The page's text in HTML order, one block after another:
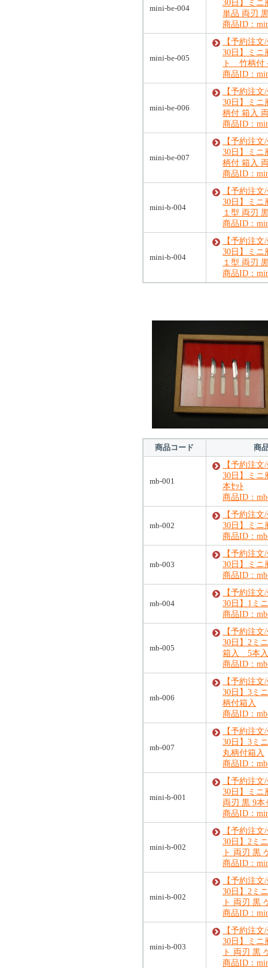
mini-be-004
30日】ミニ
単品 両刃
商品ID：
mini-be-005
【予約注
30日】ミニ
ト 竹柄付
商品ID：
mini-be-006
【予約注
30日】ミニ
柄付 箱入
商品ID：
mini-be-007
【予約注
30日】ミニ
柄付 箱入
商品ID：
mini-b-004
【予約注
30日】ミニ
１型 両刃
商品ID：
mini-b-004
【予約注
30日】ミニ
１型 両刃
商品ID：
商品コード 商
mb-001
【予約注
30日】ミニ
本ｾｯﾄ
商品ID：
mb-002
【予約注
30日】ミニ
商品ID：
mb-003
【予約注
30日】ミニ
商品ID：
mb-004
【予約注
30日】1ミ
商品ID：
mb-005
【予約注
30日】2ミ
箱入 5本入
商品ID：
mb-006
【予約注
30日】3ミ
柄付箱入
商品ID：
mb-007
【予約注
30日】3ミ
丸柄付箱入
商品ID：
mini-b-001
【予約注
30日】ミニ
両刃 黒 9本
商品ID：
mini-b-002
【予約注
30日】2ミ
ト 両刃 黒
商品ID：
mini-b-002
【予約注
30日】2ミ
ト 両刃 黒
商品ID：
mini-b-003
【予約注
30日】ミニ
ト 両刃 黒
商品ID：